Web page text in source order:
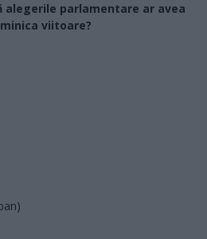
alegerile parlamentare ar avea
viitoare?